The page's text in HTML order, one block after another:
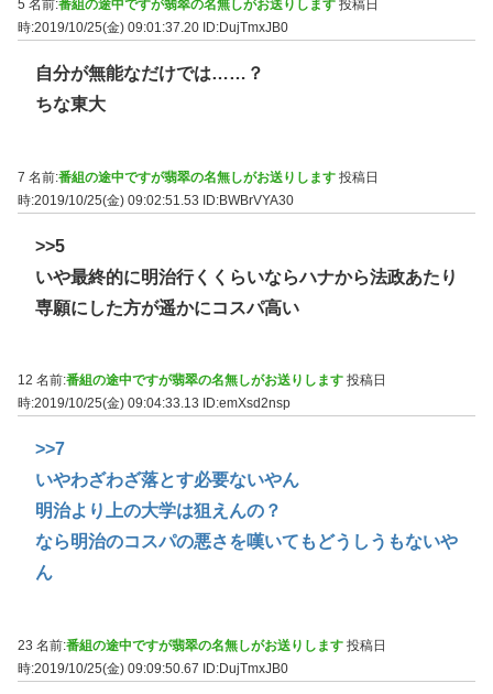
5 名前:番組の途中ですが翡翠の名無しがお送りします 投稿日
時:2019/10/25(金) 09:01:37.20 ID:DujTmxJB0
自分が無能なだけでは……？
ちな東大
7 名前:番組の途中ですが翡翠の名無しがお送りします 投稿日
時:2019/10/25(金) 09:02:51.53 ID:BWBrVYA30
>>5
いや最終的に明治行くくらいならハナから法政あたり
専願にした方が遥かにコスパ高い
12 名前:番組の途中ですが翡翠の名無しがお送りします 投稿日
時:2019/10/25(金) 09:04:33.13
ID:emXsd2nsp
>>7
いやわざわざ落とす必要ないやん
明治より上の大学は狙えんの？
なら明治のコスパの悪さを嘆いてもどうしうもないや
ん
23 名前:番組の途中ですが翡翠の名無しがお送りします 投稿日
時:2019/10/25(金) 09:09:50.67
ID:DujTmxJB0